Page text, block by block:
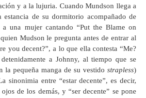
y a la lujuria. Cuando Mundson llega a
de su dormitorio acompañado de
a una mujer cantando “Put the Blame on
Mudson le pregunta antes de entrar al
you decent?”, a lo que ella contesta “Me?
a Johnny, al tiempo que se
la pequeña manga de su vestido strapless)
sinonimia entre “estar decente”, es decir,
de los demás, y “ser decente” se pone